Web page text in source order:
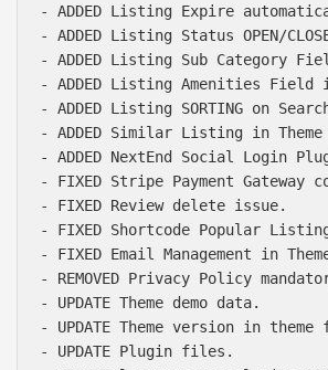
- ADDED Listing Expire
- ADDED Listing Status OPEN/
- ADDED Listing Sub Category
- ADDED Listing Amenities
- ADDED Listing SORTING on
- ADDED Similar Listing in
- ADDED NextEnd Social Login
- FIXED Stripe Payment Gateway
- FIXED Review delete issue.
- FIXED Shortcode Popular
- FIXED Email Management in
- REMOVED Privacy Policy
- UPDATE Theme demo data.
- UPDATE Theme version in
- UPDATE Plugin files.